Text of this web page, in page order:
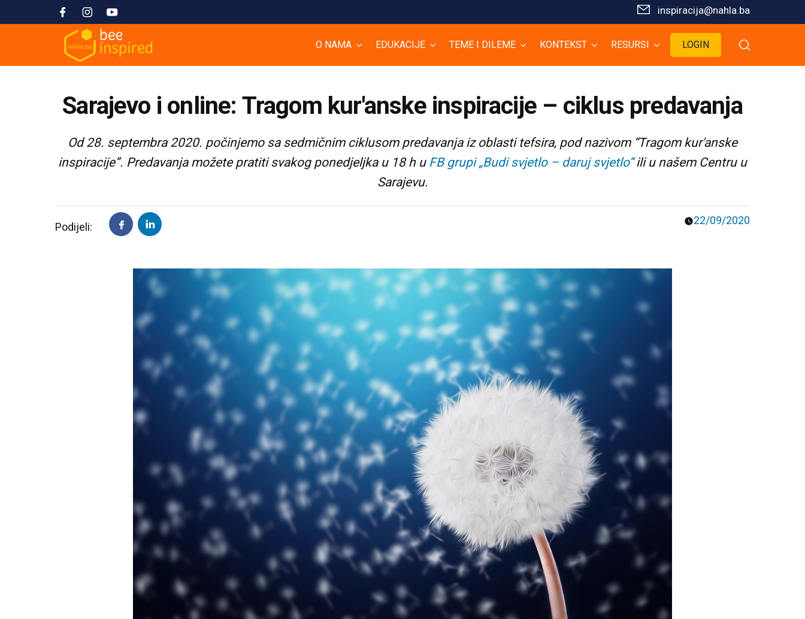
inspiracija@nahla.bа
O NAMA EDUKACIJE TEME I DILEME KONTEKST RESURSI LOGIN
Sarajevo i online: Tragom kur'anske inspiracije – ciklus predavanja
Od 28. septembra 2020. počinjemo sa sedmičnim ciklusom predavanja iz oblasti tefsira, pod nazivom “Tragom kur'anske
inspiracije”. Predavanja možete pratiti svakog ponedjeljka u 18 h u FB grupi „Budi svjetlo – daruj svjetlo“ili u našem Centru u
Sarajevu.
Podijeli: 22/09/2020